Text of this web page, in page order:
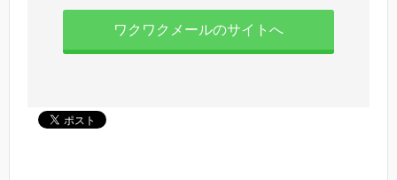
ワクワクメールのサイトへ